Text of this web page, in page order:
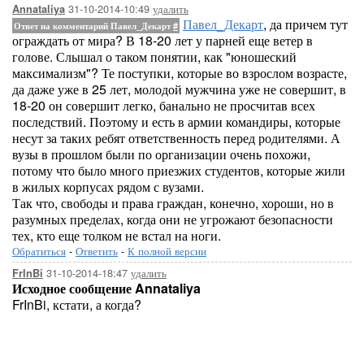
Annataliya 31-10-2014-10:49 удалить
Ответ на комментарий Павел_Декарт# Павел_Декарт, да причем тут
ограждать от мира? В 18-20 лет у парней еще ветер в
голове. Слышал о таком понятии, как "юношеский
максимализм"? Те поступки, которые во взрослом возрасте,
да даже уже в 25 лет, молодой мужчина уже не совершит, в
18-20 он совершит легко, банально не просчитав всех
последствий. Поэтому и есть в армии командиры, которые
несут за таких ребят ответственность перед родителями. А
вузы в прошлом были по организации очень похожи,
потому что было много приезжих студентов, которые жили
в жилых корпусах рядом с вузами.
Так что, свободы и права граждан, конечно, хороши, но в
разумных пределах, когда они не угрожают безопасности
тех, кто еще толком не встал на ноги.
Обратиться - Ответить - К полной версии
FrInBi 31-10-2014-18:47 удалить
Исходное сообщение Annataliya
FrInBi, кстати, а когда?